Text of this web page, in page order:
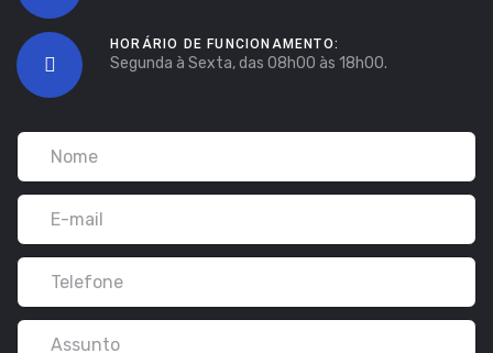
HORÁRIO DE FUNCIONAMENTO:
Segunda à Sexta, das 08h00 às 18h00.